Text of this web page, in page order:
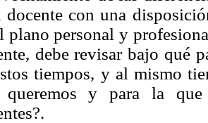
docente con una
plano personal y
debe revisar bajo qué
tiempos, y al mismo
queremos y para la que